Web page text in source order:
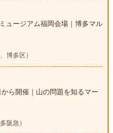
ュージアム福岡会場｜博多マル
博多区）
ら開催｜山の問題を知るマー
阪急）